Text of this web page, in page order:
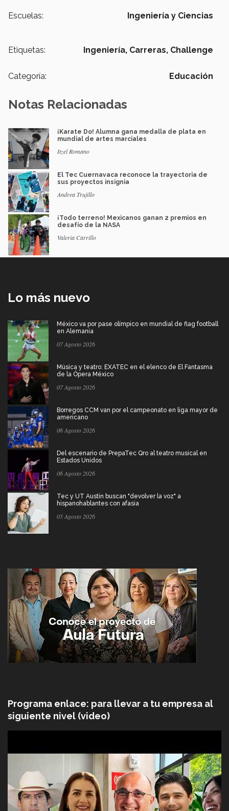
Escuelas: Ingeniería y Ciencias
Etiquetas: Ingeniería, Carreras, Challenge
Categoría: Educación
Notas Relacionadas
¡Karate Do! Alumna gana medalla de plata en
mundial de artes marciales
Itzel Romano
El Tec Cuernavaca reconoce la trayectoria de
sus proyectos insignia
Andrea Trujillo
¡Todo terreno! Mexicanos ganan 2 premios en
desafío de la NASA
Valeria Carrillo
Lo más nuevo
México va por pase olímpico en mundial de flag football
en Alemania
07 Agosto 2026
Música y teatro: EXATEC en el elenco de El Fantasma
de la Ópera México
07 Agosto 2026
Borregos CCM van por el campeonato en liga mayor de
americano
06 Agosto 2026
Del escenario de PrepaTec Qro al teatro musical en
Estados Unidos
06 Agosto 2026
Tec y UT Austin buscan "devolver la voz" a
hispanohablantes con afasia
05 Agosto 2026
Programa enlace: para llevar a tu empresa al
siguiente nivel (video)